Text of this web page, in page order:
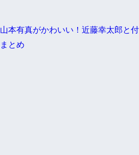
山本有真がかわいい！近藤幸太郎と
まとめ